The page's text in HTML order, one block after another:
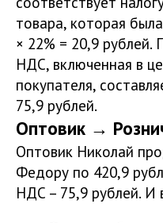
товара, которая
× 22% = 20,9 рублей.
НДС, включенная в
покупателя,
75,9 рублей.
Оптовик →
Оптовик Николай
Федору по 420,9
НДС – 75,9 рублей. И